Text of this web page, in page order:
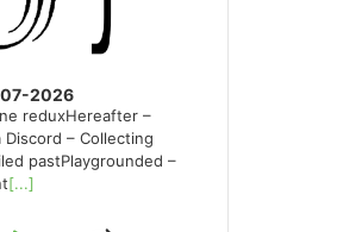
07-2026
reduxHereafter –
– Collecting
pastPlaygrounded –
[...]